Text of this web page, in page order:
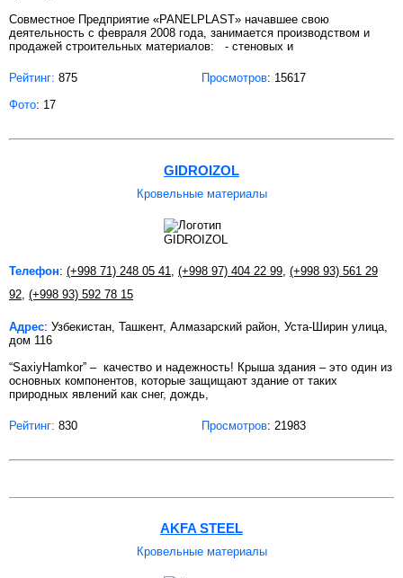
Совместное Предприятие «PANELPLAST» начавшее свою
деятельность с февраля 2008 года, занимается производством и
продажей строительных материалов: - стеновых и
Рейтинг: 875 Просмотров: 15617
Фото: 17
GIDROIZOL
Кровельные материалы
Телефон: (+998 71) 248 05 41 (+998 97) 404 22 99 (+998 93) 561 29
92 (+998 93) 592 78 15
Адрес: Узбекистан, Ташкент, Алмазарский район, Уста-Ширин улица,
дом 116
“SaxiyHamkor” – качество и надежность! Крыша здания – это один из
основных компонентов, которые защищают здание от таких
природных явлений как снег, дождь,
Рейтинг: 830 Просмотров: 21983
AKFA STEEL
Кровельные материалы